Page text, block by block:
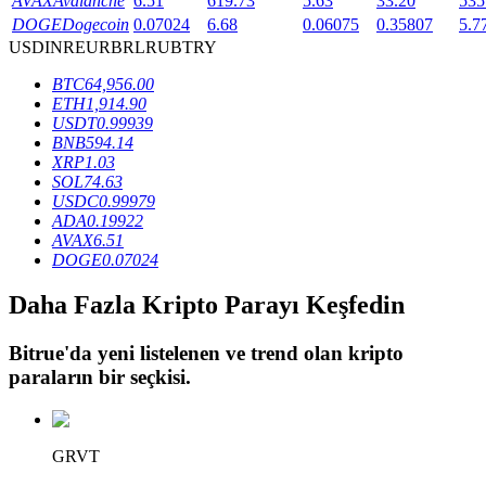
BTR sahiplerine özel yatırımlar
Kripto destekli borçlanma hizmeti
DOGEDogecoin 0.07024 6.68 0.06075 0.35807
USDINREURBRLRUBTRY
BTC64,956.00
ETH1,914.90
USDT0.99939
BNB594.14
XRP1.03
SOL74.63
USDC0.99979
ADA0.19922
AVAX6.51
DOGE0.07024
Daha Fazla Kripto Parayı Keşfedin
Bitrue'da yeni listelenen ve trend olan kripto
paraların bir seçkisi.
GRVT